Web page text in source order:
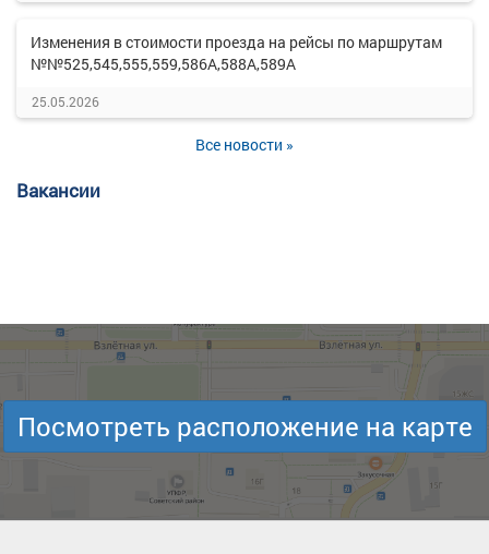
Изменения в стоимости проезда на рейсы по маршрутам
№№525,545,555,559,586А,588А,589А
25.05.2026
Все новости »
Вакансии
Посмотреть расположение на карте